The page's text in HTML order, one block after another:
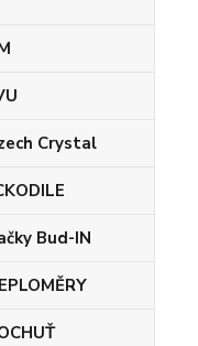
Crystal
Bud-IN